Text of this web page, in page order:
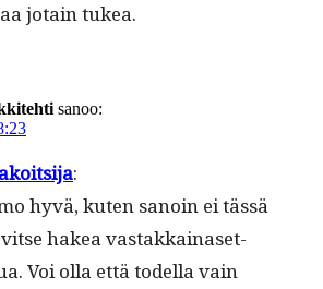
jotain tukea.
sanoo:
:
hyvä, kuten sanoin ei tässä
hakea vas­takkainaset­
Voi olla että todel­la vain